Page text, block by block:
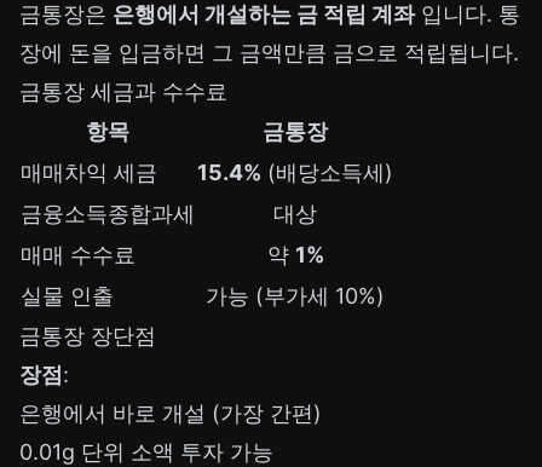
금통장은 은행에서 개설하는 금 적립 계좌입니다. 통
장에 돈을 입금하면 그 금액만큼 금으로 적립됩니다.
금통장 세금과 수수료
항목
금통장
매매차익 세금
15.4% (배당소득세)
금융소득종합과세
대상
매매 수수료
약 1%
실물 인출
가능 (부가세 10%)
금통장 장단점
장점 :
은행에서 바로 개설 (가장 간편)
0.01g 단위 소액 투자 가능